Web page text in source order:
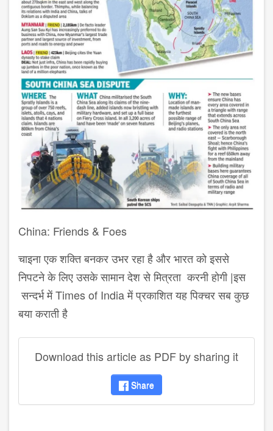
China: Friends & Foes
चाइना एक शक्ति बनकर उभर रहा है और भारत को इससे
निपटने के लिए उसके सामान देश से मित्रता करनी होगी |इस
सन्दर्भ में Times of India में प्रकाशित यह पिक्चर सब कुछ
बया कराती है
Download this article as PDF by sharing it
Share